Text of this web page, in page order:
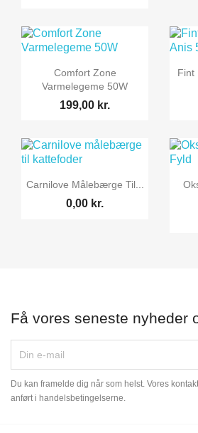
 Vis her
Comfort Zone
Varmelegeme 50W
199,00 kr.
Fint
 Vis her
Carnilove Målebærge Til...
0,00 kr.
Få vores seneste nyheder
Du kan framelde dig når som helst. Vores
anført i handelsbetingelserne.